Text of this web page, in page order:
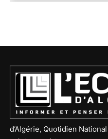
d’Algérie, Quotidien